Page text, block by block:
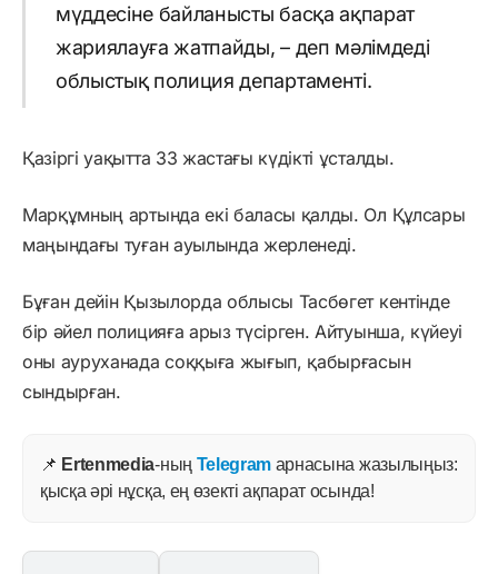
мүддесіне байланысты басқа ақпарат
жариялауға жатпайды, – деп мәлімдеді
облыстық полиция департаменті.
Қазіргі уақытта 33 жастағы күдікті ұсталды.
Марқұмның артында екі баласы қалды. Ол Құлсары
маңындағы туған ауылында жерленеді.
Бұған дейін Қызылорда облысы Тасбөгет кентінде
бір әйел полицияға арыз түсірген. Айтуынша, күйеуі
оны ауруханада соққыға жығып, қабырғасын
сындырған.
📌 Ertenmedia-ның Telegram арнасына жазылыңыз:
қысқа әрі нұсқа, ең өзекті ақпарат осында!